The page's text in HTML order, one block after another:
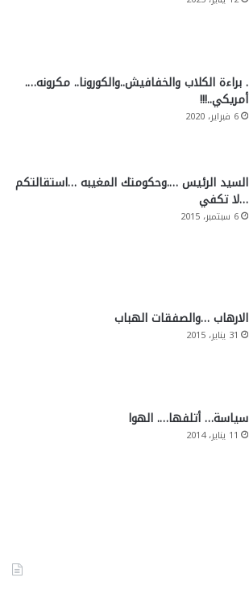
. براءة الكلاب والخفافيش..والكورونا.. مكرونه….
أمريكي..!!!
6 فبراير، 2020
السيد الرئيس ….وحكومتك المغيبه …استقالتكم
…لا تكفي
6 سبتمبر، 2015
الارهاب …والصفقات الهباب
31 يناير، 2015
سياسة… أتلفها…. الهوا
11 يناير، 2014